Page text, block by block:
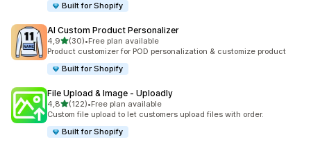
Built for Shopify
AI Custom Product Personalizer
4,95 yıldız üzerinden
(30)
toplam 30 değerlendirme
•Free plan available
Product customizer for POD personalization & customize product
Built for Shopify
File Upload & Image ‑ Uploadly
4,85 yıldız üzerinden
(122)
toplam 122 değerlendirme
•Free plan available
Custom file upload to let customers upload files with order.
Built for Shopify